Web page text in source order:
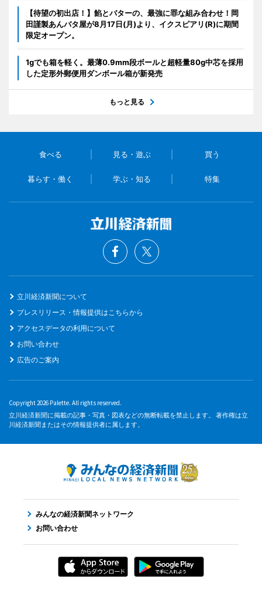
【待望の初出店！】餡とバターの、最強に罪な組み合わせ！岡
田謹製あんバタ屋が8月17日(月)より、イクスピアリ(R)に期間
限定オープン。
1gでも箱を軽く。最薄0.9mm段ボールと超軽量80g中芯を採用
した定形外郵便用ダンボール箱が新発売
もっと見る
食べる 見る・遊ぶ 買う
暮らす・働く 学ぶ・知る 特集
立川経済新聞について
プレスリリース・情報提供はこちらから
アクセスデータの利用について
お問い合わせ
広告のご案内
Copyright 2026 Palette. All rights reserved.
立川経済新聞に掲載の記事・写真・図表などの無断転載を禁止します。 著作権は立
川経済新聞またはその情報提供者に属します。
みんなの経済新聞ネットワーク
お問い合わせ